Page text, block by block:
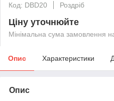
Код: DBD20
Роздріб
Ціну уточнюйте
Мінімальна сума замовлення
Опис Характеристики
Опис